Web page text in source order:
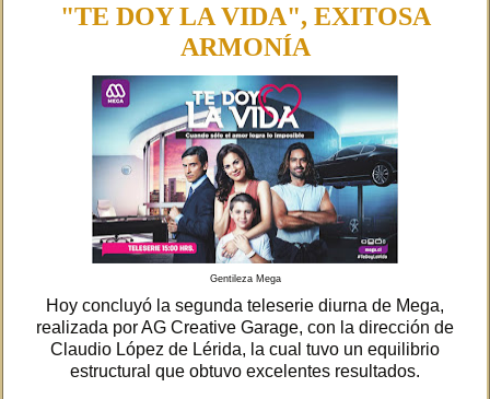
"TE DOY LA VIDA", EXITOSA
ARMONÍA
Gentileza Mega
Hoy concluyó la segunda teleserie diurna de Mega,
realizada por AG Creative Garage, con la dirección de
Claudio López de Lérida, la cual tuvo un equilibrio
estructural que obtuvo excelentes resultados.